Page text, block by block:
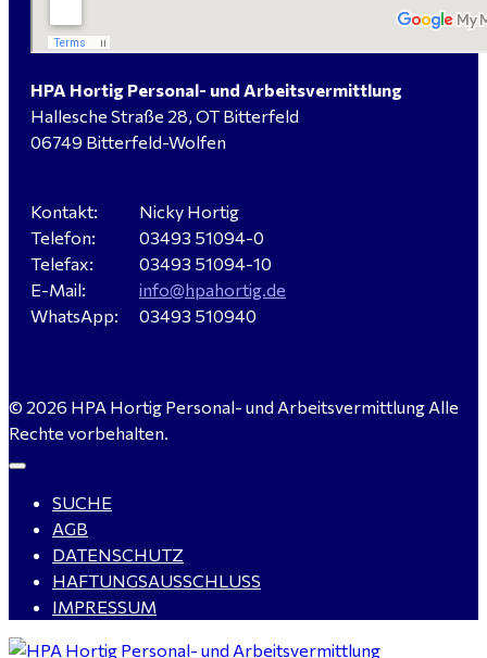
Elektromeister / -techniker (m/w/d) Kalkulation /
Planung / Überwachung - Bitterfeld-Wolfen
Hausmeister (m/w/d) für ein festes Objekt in
Verkäufer / Fachberater (m/w/d) - Baustoffe Fliesen -
für Dessau-Roßlau gesucht
gesucht - ab 4.500,00 €
WIG-Schweißer / Vorrichter (m/w/d) Anlagen- und
Rohrleitungsbau - Tagschicht - Leuna ab 20 €
HPA Hortig Personal- und Arbeitsvermittlung
Hallesche Straße 28, OT Bitterfeld
06749 Bitterfeld-Wolfen
Kontakt:
Telefon:
Telefax:
E-Mail:
WhatsApp:
Nicky Hortig
03493 51094-0
03493 51094-10
info@hpahortig.de
03493 510940
© 2026 HPA Hortig Personal- und Arbeitsvermittlung Alle
Rechte vorbehalten.
SUCHE
AGB
DATENSCHUTZ
HAFTUNGSAUSSCHLUSS
IMPRESSUM